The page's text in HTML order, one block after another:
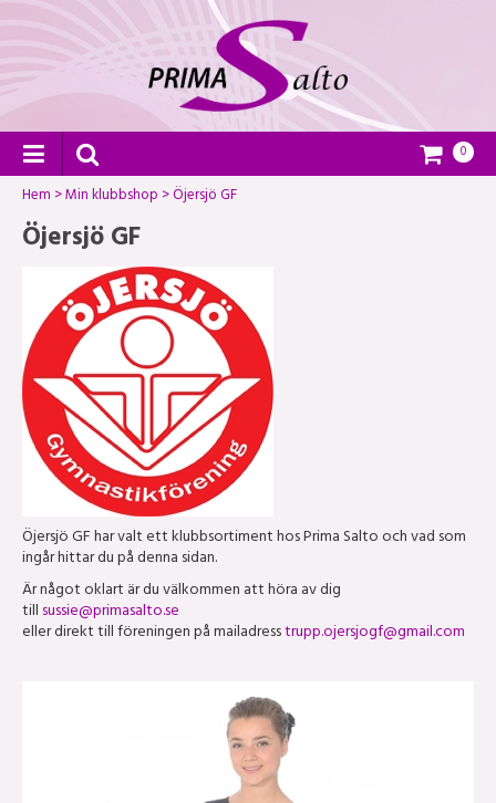
0
Hem >Min klubbshop >Öjersjö GF
Öjersjö GF
Öjersjö GF har valt ett klubbsortiment hos Prima Salto och vad som
ingår hittar du på denna sidan.
Är något oklart är du välkommen att höra av dig
tillsussie@primasalto.se
eller direkt till föreningen på mailadresstrupp.ojersjogf@gmail.com